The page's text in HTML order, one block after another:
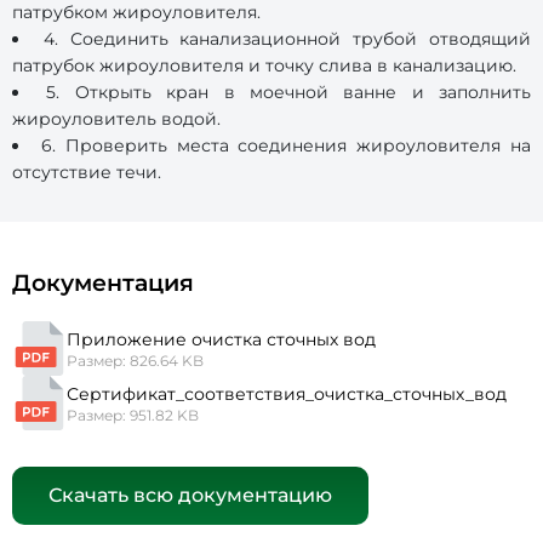
патрубком жироуловителя.
4. Соединить канализационной трубой отводящий
патрубок жироуловителя и точку слива в канализацию.
5. Открыть кран в моечной ванне и заполнить
жироуловитель водой.
6. Проверить места соединения жироуловителя на
отсутствие течи.
Документация
Приложение очистка сточных вод
Размер: 826.64 KB
Сертификат_соответствия_очистка_сточных_вод
Размер: 951.82 KB
Скачать всю документацию